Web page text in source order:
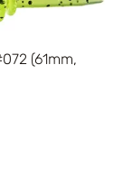
(61mm,